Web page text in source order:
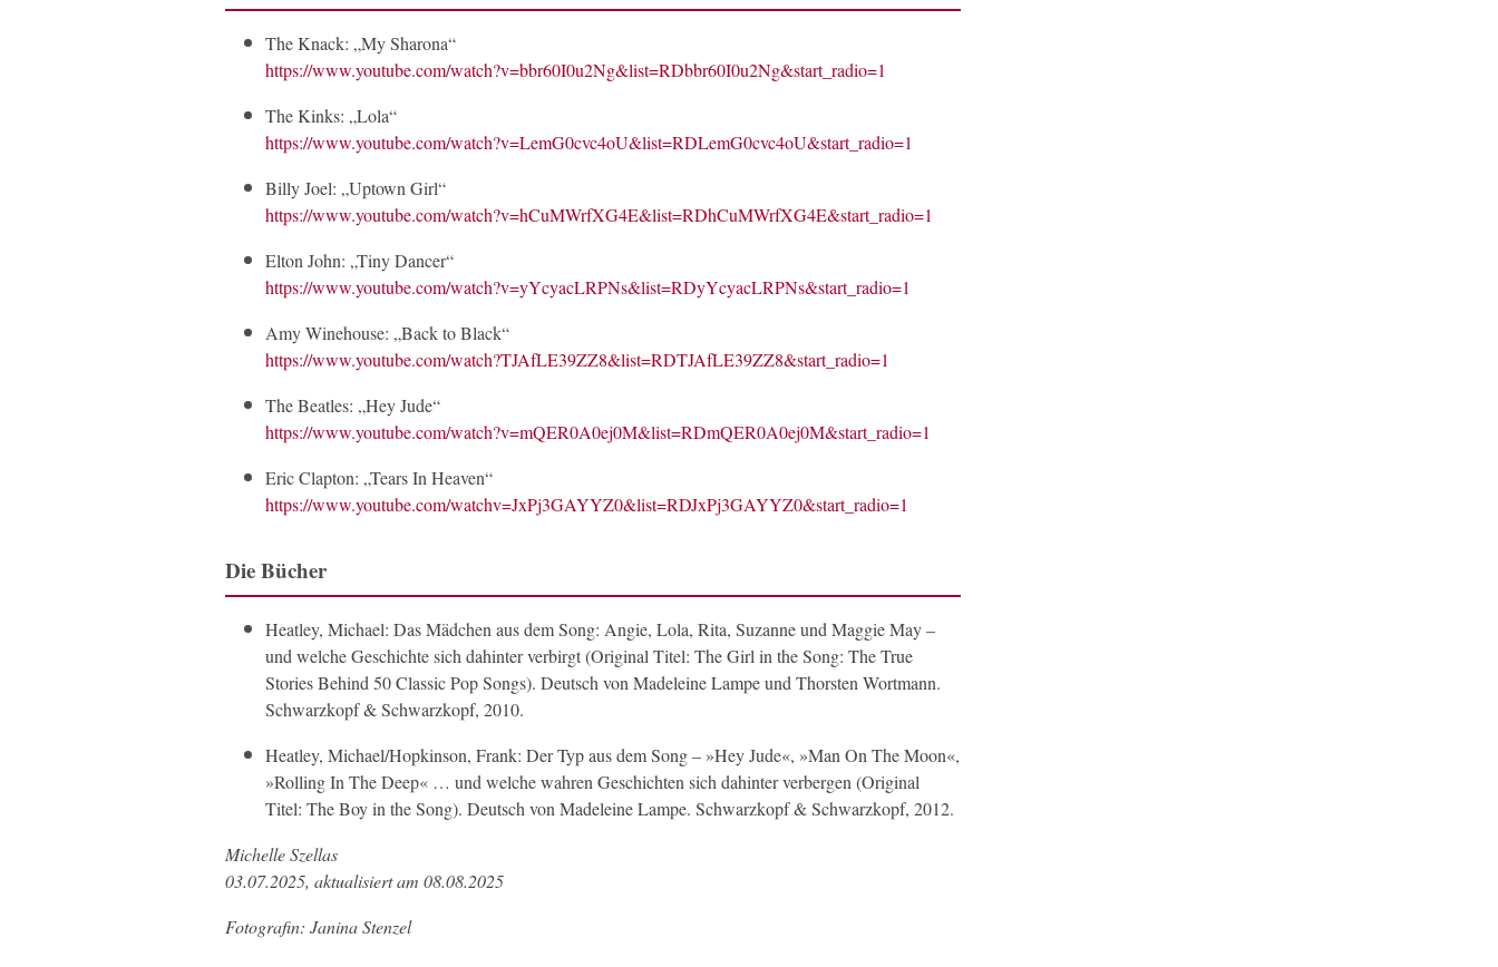
The Knack: „My Sharona“
https://www.youtube.com/watch?v=bbr60I0u2Ng&list=RDbbr60I0u2Ng&start_radio=1
The Kinks: „Lola“
https://www.youtube.com/watch?v=LemG0cvc4oU&list=RDLemG0cvc4oU&start_radio=1
Billy Joel: „Uptown Girl“
https://www.youtube.com/watch?v=hCuMWrfXG4E&list=RDhCuMWrfXG4E&start_radio=1
Elton John: „Tiny Dancer“
https://www.youtube.com/watch?v=yYcyacLRPNs&list=RDyYcyacLRPNs&start_radio=1
Amy Winehouse: „Back to Black“
https://www.youtube.com/watch?TJAfLE39ZZ8&list=RDTJAfLE39ZZ8&start_radio=1
The Beatles: „Hey Jude“
https://www.youtube.com/watch?v=mQER0A0ej0M&list=RDmQER0A0ej0M&start_radio=1
Eric Clapton: „Tears In Heaven“
https://www.youtube.com/watchv=JxPj3GAYYZ0&list=RDJxPj3GAYYZ0&start_radio=1
Die Bücher
Heatley, Michael: Das Mädchen aus dem Song: Angie, Lola, Rita, Suzanne und Maggie May –
und welche Geschichte sich dahinter verbirgt (Original Titel: The Girl in the Song: The True
Stories Behind 50 Classic Pop Songs). Deutsch von Madeleine Lampe und Thorsten Wortmann.
Schwarzkopf & Schwarzkopf, 2010.
Heatley, Michael/Hopkinson, Frank: Der Typ aus dem Song – »Hey Jude«, »Man On The Moon«,
»Rolling In The Deep« … und welche wahren Geschichten sich dahinter verbergen (Original
Titel: The Boy in the Song). Deutsch von Madeleine Lampe. Schwarzkopf & Schwarzkopf, 2012.
Michelle Szellas
03.07.2025, aktualisiert am 08.08.2025
Fotografin: Janina Stenzel